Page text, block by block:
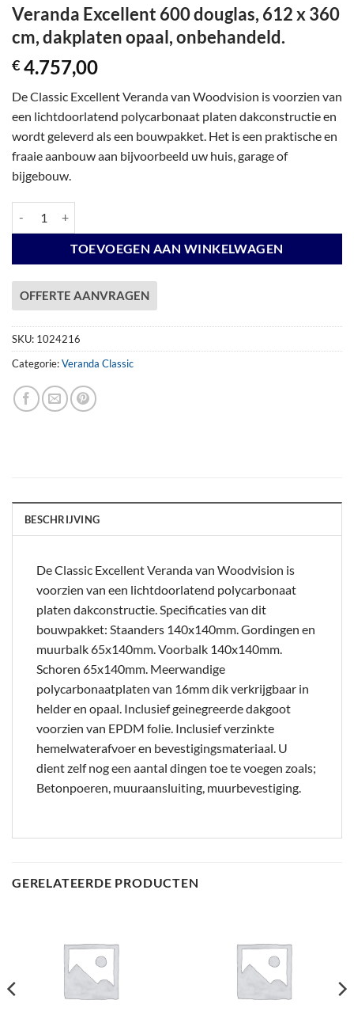
Veranda Excellent 600 douglas, 612 x 360
cm, dakplaten opaal, onbehandeld.
€ 4.757,00
De Classic Excellent Veranda van Woodvision is voorzien van
een lichtdoorlatend polycarbonaat platen dakconstructie en
wordt geleverd als een bouwpakket. Het is een praktische en
fraaie aanbouw aan bijvoorbeeld uw huis, garage of
bijgebouw.
TOEVOEGEN AAN WINKELWAGEN
OFFERTE AANVRAGEN
SKU: 1024216
Categorie:Veranda Classic
BESCHRIJVING
De Classic Excellent Veranda van Woodvision is
voorzien van een lichtdoorlatend polycarbonaat
platen dakconstructie. Specificaties van dit
bouwpakket: Staanders 140x140mm. Gordingen en
muurbalk 65x140mm. Voorbalk 140x140mm.
Schoren 65x140mm. Meerwandige
polycarbonaatplaten van 16mm dik verkrijgbaar in
helder en opaal. Inclusief geinegreerde dakgoot
voorzien van EPDM folie. Inclusief verzinkte
hemelwaterafvoer en bevestigingsmateriaal. U
dient zelf nog een aantal dingen toe te voegen zoals;
Betonpoeren, muuraansluiting, muurbevestiging.
GERELATEERDE PRODUCTEN